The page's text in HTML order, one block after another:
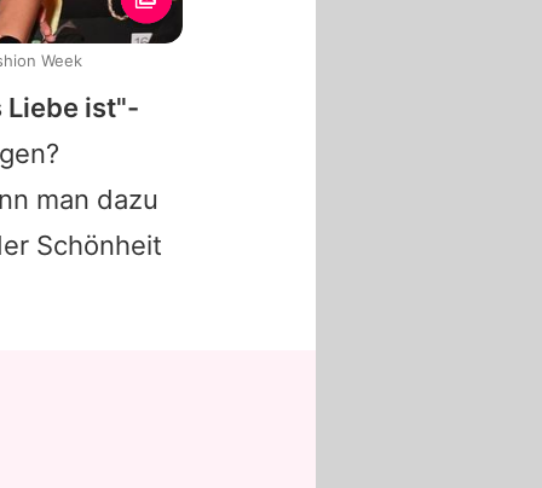
Liebe ist"-
man dazu
Schönheit
Week